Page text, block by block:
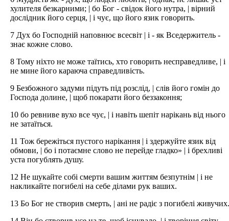
хулителя безкарними; | бо Бог - свідок його нутра, | вірний
дослідник його серця, | і чує, що його язик говорить.
7 Дух бо Господній наповнює всесвіт | і - як Вседержитель -
знає кожне слово.
8 Тому ніхто не може таїтись, хто говорить несправедливе, | і
не мине його караюча справедливість.
9 Безбожного задуми підуть під розслід, | слів його гомін до
Господа долине, | щоб покарати його беззаконня;
10 бо ревниве вухо все чує, | і навіть шепіт нарікань від нього
не затаїться.
11 Тож бережіться пустого нарікання | і здержуйте язик від
обмови, | бо і потаємне слово не перейде гладко» | і брехливі
уста погублять душу.
12 Не шукайте собі смерти вашим життям безпутнім | і не
накликайте погибелі на себе ділами рук ваших.
13 Бо Бог не створив смерть, | ані не радіє з погибелі живучих.